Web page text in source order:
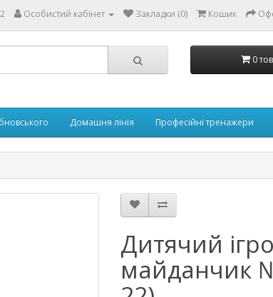
Особистий кабінет Закладки (0) Кошик
0
Домашня лінія Професійні тренажери
Дитячий
майданчик